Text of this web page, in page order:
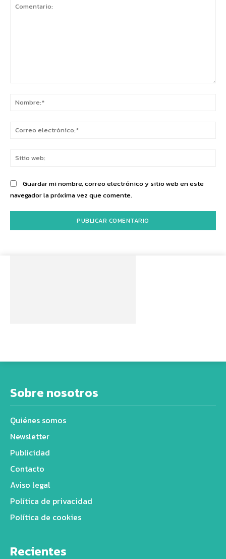
Guardar mi nombre, correo electrónico y sitio web en este
navegador la próxima vez que comente.
Sobre nosotros
Quiénes somos
Newsletter
Publicidad
Contacto
Aviso legal
Política de privacidad
Política de cookies
Recientes